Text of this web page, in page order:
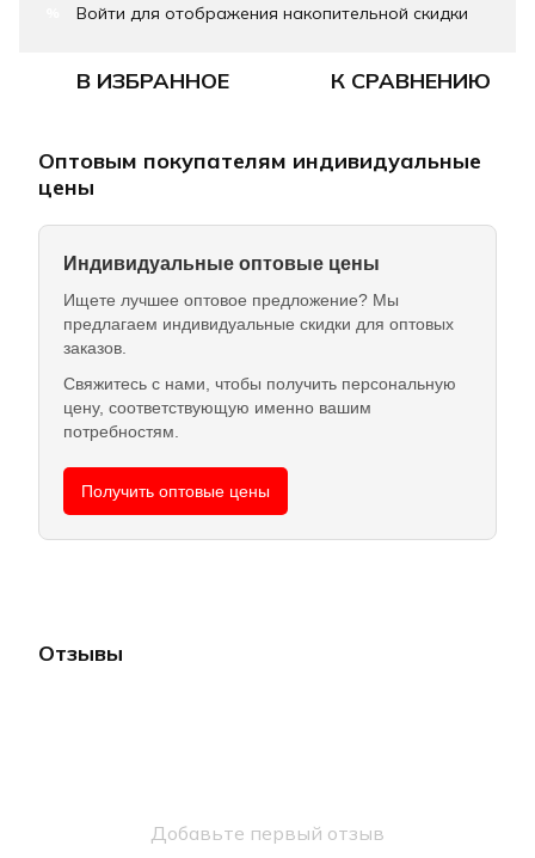
Войти для отображения накопительной скидки
В ИЗБРАННОЕ К СРАВНЕНИЮ
Оптовым покупателям индивидуальные
цены
Индивидуальные оптовые цены
Ищете лучшее оптовое предложение? Мы
предлагаем индивидуальные скидки для оптовых
заказов.
Свяжитесь с нами, чтобы получить персональную
цену, соответствующую именно вашим
потребностям.
Получить оптовые цены
Отзывы
Добавьте первый отзыв